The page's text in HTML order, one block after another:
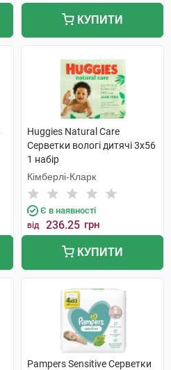
КУПИТИ
Huggies Natural Care
Серветки вологі дитячі 3х56
1 набір
Кімберлі-Кларк
Є в наявності
від 236.25 грн
КУПИТИ
Pampers Sensitive Серветки